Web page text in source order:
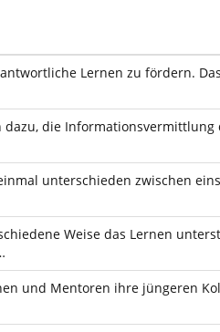
Lernen zu fördern.
die
unterschieden zwischen
Weise das Lernen
und Mentoren ihre jüngeren